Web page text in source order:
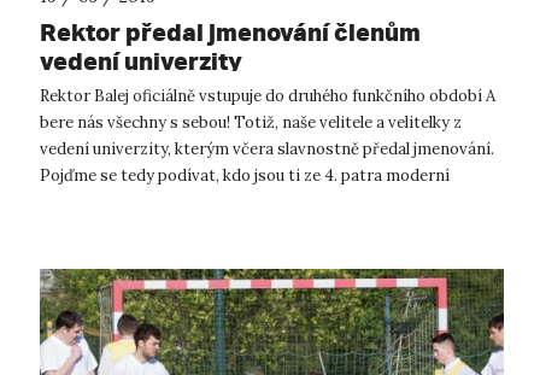
Rektor předal jmenování členům
vedení univerzity
Rektor Balej oficiálně vstupuje do druhého funkčního období A
bere nás všechny s sebou! Totiž, naše velitele a velitelky z
vedení univerzity, kterým včera slavnostně předal jmenování.
Pojďme se tedy podívat, kdo jsou ti ze 4. patra moderní